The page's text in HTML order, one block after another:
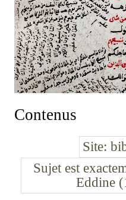
Contenus
Site
Sujet est
Eddine